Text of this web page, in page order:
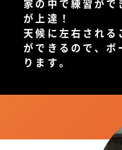
家の中で練習がで
が上達！
天候に左右される
ができるので、ボ
ります。